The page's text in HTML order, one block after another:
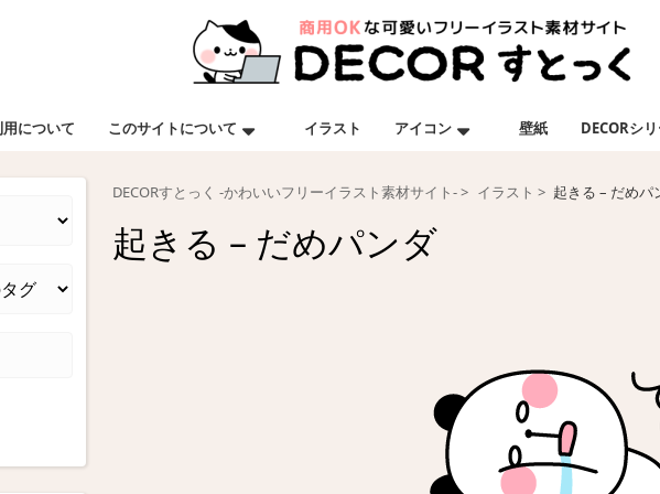
について このサイトについて イラスト アイコン 壁紙 DECORシ
DECORすとっく -かわいいフリーイラスト素材サイト- イラスト 起きる – だめパ
起きる – だめパンダ